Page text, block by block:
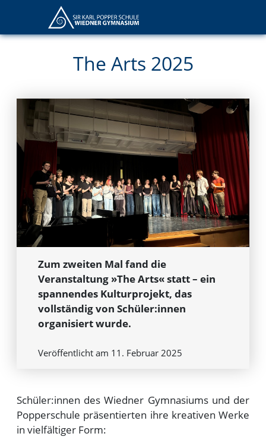
The Arts 2025
Zum zweiten Mal fand die
Veranstaltung »The Arts« statt – ein
spannendes Kulturprojekt, das
vollständig von Schüler:innen
organisiert wurde.
Veröffentlicht am 11. Februar 2025
Schüler:innen des Wiedner Gymnasiums und der
Popperschule präsentierten ihre kreativen Werke
in vielfältiger Form: